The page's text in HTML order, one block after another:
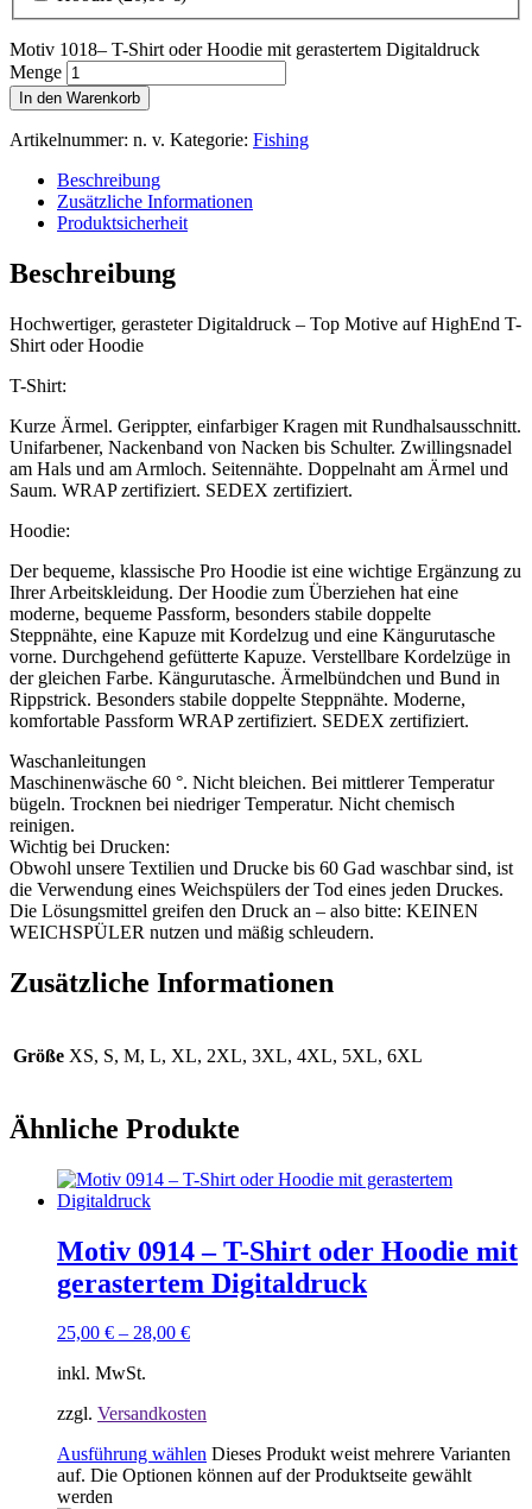
Motiv 1018– T-Shirt oder Hoodie mit gerastertem Digitaldruck
Menge
In den Warenkorb
Artikelnummer: n. v. Kategorie: Fishing
Beschreibung
Zusätzliche Informationen
Produktsicherheit
Beschreibung
Hochwertiger, gerasteter Digitaldruck – Top Motive auf HighEnd T-
Shirt oder Hoodie
T-Shirt:
Kurze Ärmel. Gerippter, einfarbiger Kragen mit Rundhalsausschnitt.
Unifarbener, Nackenband von Nacken bis Schulter. Zwillingsnadel
am Hals und am Armloch. Seitennähte. Doppelnaht am Ärmel und
Saum. WRAP zertifiziert. SEDEX zertifiziert.
Hoodie:
Der bequeme, klassische Pro Hoodie ist eine wichtige Ergänzung zu
Ihrer Arbeitskleidung. Der Hoodie zum Überziehen hat eine
moderne, bequeme Passform, besonders stabile doppelte
Steppnähte, eine Kapuze mit Kordelzug und eine Kängurutasche
vorne. Durchgehend gefütterte Kapuze. Verstellbare Kordelzüge in
der gleichen Farbe. Kängurutasche. Ärmelbündchen und Bund in
Rippstrick. Besonders stabile doppelte Steppnähte. Moderne,
komfortable Passform WRAP zertifiziert. SEDEX zertifiziert.
Waschanleitungen
Maschinenwäsche 60 °. Nicht bleichen. Bei mittlerer Temperatur
bügeln. Trocknen bei niedriger Temperatur. Nicht chemisch
reinigen.
Wichtig bei Drucken:
Obwohl unsere Textilien und Drucke bis 60 Gad waschbar sind, ist
die Verwendung eines Weichspülers der Tod eines jeden Druckes.
Die Lösungsmittel greifen den Druck an – also bitte: KEINEN
WEICHSPÜLER nutzen und mäßig schleudern.
Zusätzliche Informationen
Größe XS, S, M, L, XL, 2XL, 3XL, 4XL, 5XL, 6XL
Ähnliche Produkte
Motiv 0914 – T-Shirt oder Hoodie mit
gerastertem Digitaldruck
25,00 € – 28,00 €
inkl. MwSt.
zzgl. Versandkosten
Ausführung wählen Dieses Produkt weist mehrere Varianten
auf. Die Optionen können auf der Produktseite gewählt
werden